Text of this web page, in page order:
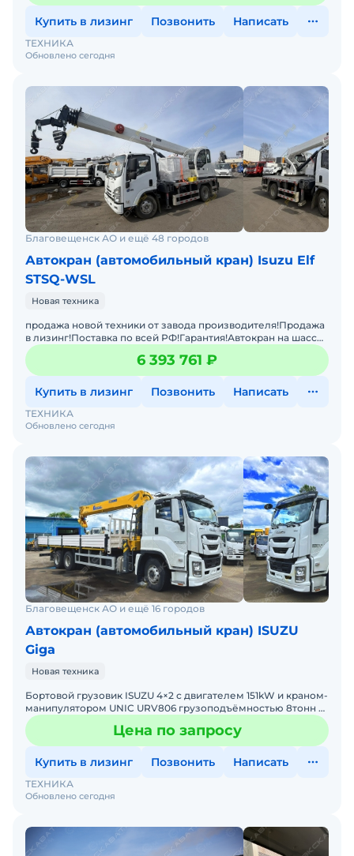
Купить в лизинг Позвонить Написать
Обновлено сегодня
ТЕХНИКА
Благовещенск АО и ещё 48 городов
Автокран (автомобильный кран) Isuzu Elf
STSQ-WSL
Новая техника
продажа новой техники от завода производителя!Продажа
в лизинг!Поставка по всей РФ!Гарантия!Автокран на шасси
ISUZU с колёсной формулой 4x2 и двигателем мощнос
6 393 761 ₽
Купить в лизинг Позвонить Написать
Обновлено сегодня
ТЕХНИКА
Благовещенск АО и ещё 16 городов
Автокран (автомобильный кран) ISUZU
Giga
Новая техника
Бортовой грузовик ISUZU 4×2 с двигателем 151kW и краном-
манипулятором UNIC URV806 грузоподъёмностью 8тонн с
шестью секциями стрелы длиной 19м, а также куз
Цена по запросу
Купить в лизинг Позвонить Написать
Обновлено сегодня
ТЕХНИКА